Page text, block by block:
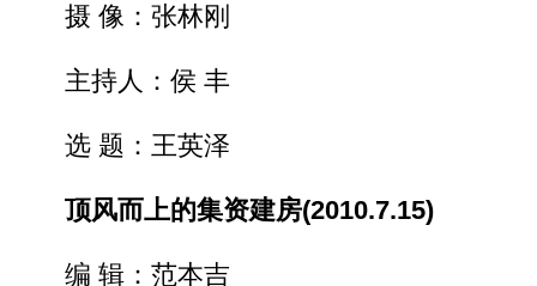
摄 像：张林刚
主持人：侯 丰
选 题：王英泽
顶风而上的集资建房(2010.7.15)
编 辑：范本吉